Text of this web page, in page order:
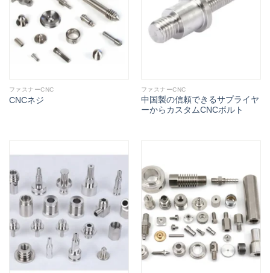
ファスナーCNC
CNCネジ
ファスナーCNC
中国製の信頼できるサプライヤ
ーからカスタムCNCボルト